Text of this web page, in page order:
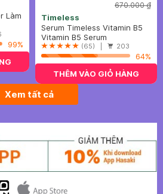
Làm
99%
670.000 ₫
Timeless
Serum Timeless Vitamin B5
Làm Dịu & Phục Hồi Da 30ml
Vitamin B5 Serum
(65) | 203
64%
THÊM VÀO GIỎ HÀNG
Xem tất cả